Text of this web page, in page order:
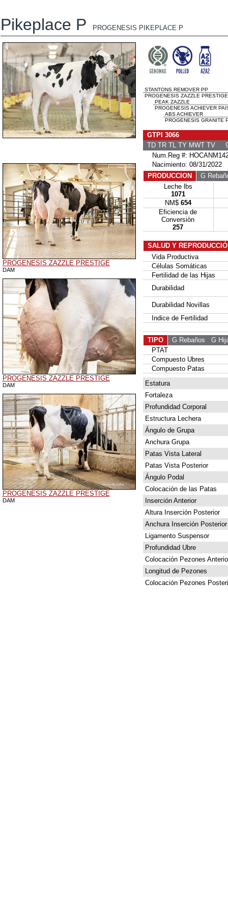
Pikeplace P PROGENESIS PIKEPLACE P
PROGENESIS ZAZZLE PRESTIGE
DAM
PROGENESIS ZAZZLE PRESTIGE
DAM
PROGENESIS ZAZZLE PRESTIGE
DAM
STANTONS REMOVER PP
PROGENESIS ZAZZLE
PEAK ZAZZLE
PROGENESIS ACHIEVER
ABS ACHIEVER
PROGENESIS GRANITE
GTPI 3066
TD TR TL TY MWT TV
Num.Reg #:
Nacimiento: 08/31/2022
PRODUCCION
G
Leche lbs
1071
NM$ 654
Eficiencia de
Conversiòn
257
SALUD Y
Vida Productiva
Células Somáticas
Fertilidad de las Hijas
Durabilidad
Durabilidad Novillas
Indice de Fertilidad
TIPO G Rebaños G
PTAT
Compuesto Ubres
Compuesto Patas
Estatura
Fortaleza
Profundidad Corporal
Estructura Lechera
Ángulo de Grupa
Anchura Grupa
Patas Vista Lateral
Patas Vista Posterior
Ángulo Podal
Colocación de las Patas
Inserción Anterior
Altura Inserción Posterior
Anchura Inserción Posterior
Ligamento Suspensor
Profundidad Ubre
Colocación Pezones
Longitud de Pezones
Colocación Pezones